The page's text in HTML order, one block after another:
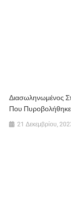
Διασωληνωμένος
Που
21 Δεκεμβρίου,